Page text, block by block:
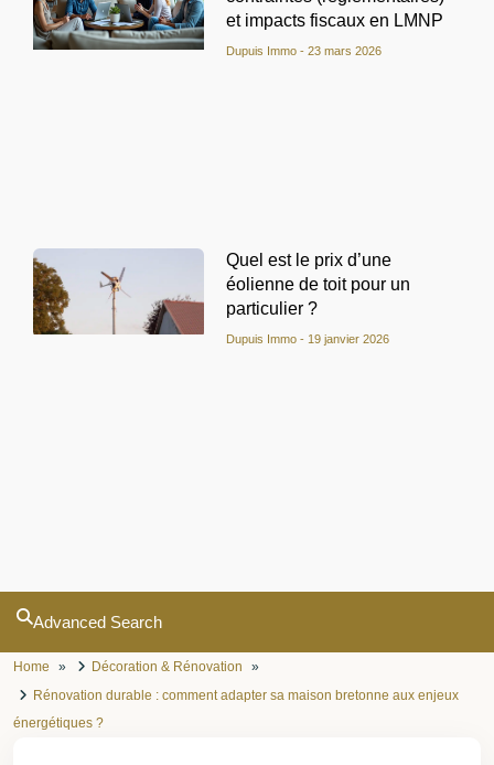
et impacts fiscaux en LMNP
Dupuis Immo 23 mars 2026
Quel est le prix d’une
éolienne de toit pour un
particulier ?
Dupuis Immo 19 janvier 2026
Advanced Search
Home
Décoration & Rénovation
Rénovation durable : comment adapter sa maison bretonne aux enjeux
énergétiques ?